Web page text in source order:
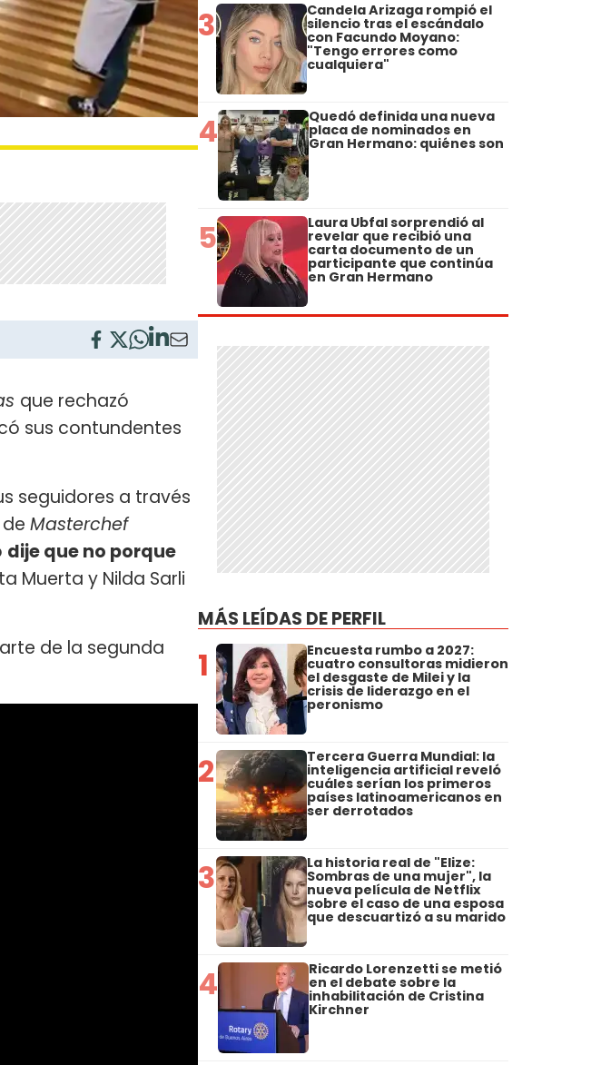
que rechazó
sus contundentes
seguidores a través
Masterchef
dije que no porque
Muerta y Nilda Sarli
de la segunda
3 Candela Arizaga rompió el
silencio tras el escándalo
con Facundo Moyano:
"Tengo errores como
cualquiera"
4 Quedó definida una nueva
placa de nominados en
Gran Hermano: quiénes son
5 Laura Ubfal sorprendió al
revelar que recibió una
carta documento de un
participante que continúa
en Gran Hermano
MÁS LEÍDAS DE PERFIL
1 Encuesta rumbo a 2027:
cuatro consultoras midieron
el desgaste de Milei y la
crisis de liderazgo en el
peronismo
2 Tercera Guerra Mundial: la
inteligencia artificial reveló
cuáles serían los primeros
países latinoamericanos en
ser derrotados
3 La historia real de "Elize:
Sombras de una mujer", la
nueva película de Netflix
sobre el caso de una esposa
que descuartizó a su marido
4 Ricardo Lorenzetti se metió
en el debate sobre la
inhabilitación de Cristina
Kirchner